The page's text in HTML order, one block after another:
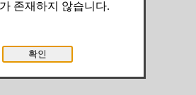
존재하지 않습니다.
확인